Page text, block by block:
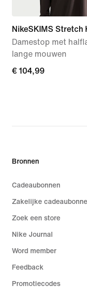
NikeSKIMS Stretch
Damestop met
lange mouwen
€ 104,99
€ 104,99
Bronnen
Cadeaubonnen
Zakelijke
Zoek een store
Nike Journal
Word member
Feedback
Promotiecodes